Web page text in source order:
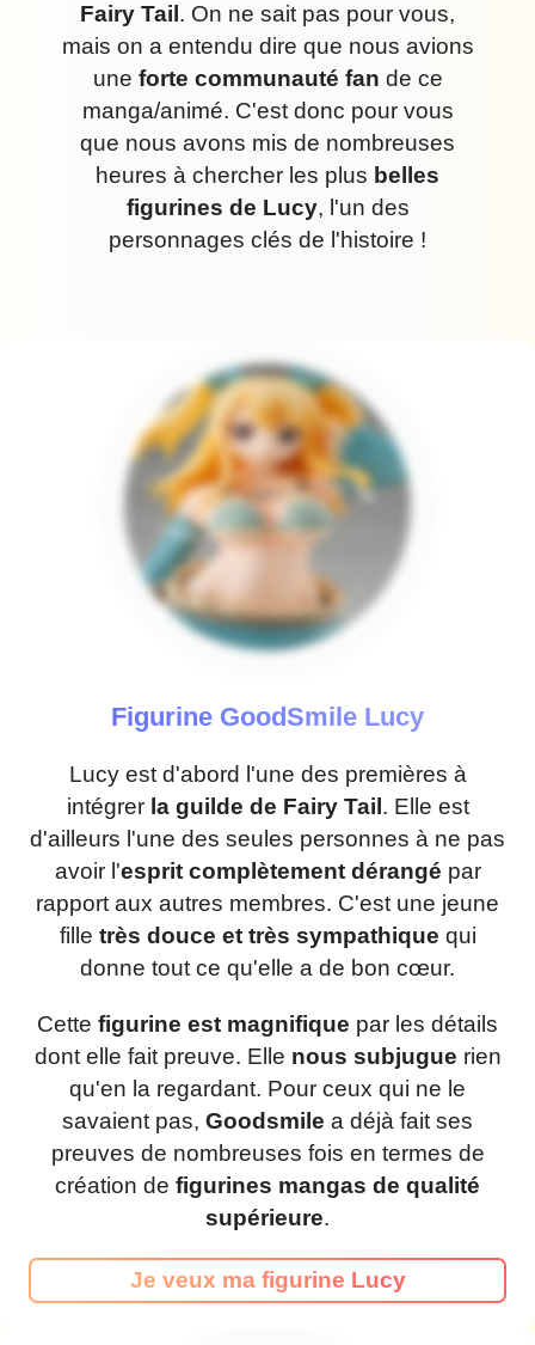
Fairy Tail . On ne sait pas pour vous,
mais on a entendu dire que nous avions
une forte communauté fan de ce
manga/animé. C'est donc pour vous
que nous avons mis de nombreuses
heures à chercher les plus belles
figurines de Lucy, l'un des
personnages clés de l'histoire !
Figurine GoodSmile Lucy
Lucy est d'abord l'une des premières à
intégrer la guilde de Fairy Tail . Elle est
d'ailleurs l'une des seules personnes à ne pas
avoir l'esprit complètement dérangé par
rapport aux autres membres. C'est une jeune
fille très douce et très sympathique qui
donne tout ce qu'elle a de bon cœur.
Cette figurine est magnifique par les détails
dont elle fait preuve. Elle nous subjugue rien
qu'en la regardant. Pour ceux qui ne le
savaient pas, Goodsmile a déjà fait ses
preuves de nombreuses fois en termes de
création de figurines mangas de qualité
supérieure.
Je veux ma figurine Lucy